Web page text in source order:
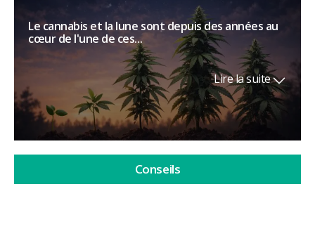
Le cannabis et la lune sont depuis des années au
cœur de l'une de ces...
Lire la suite
Conseils